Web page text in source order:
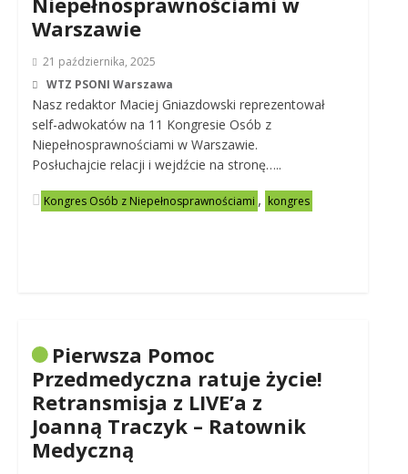
Warszawie
21 października, 2025
WTZ PSONI Warszawa
Nasz redaktor Maciej Gniazdowski reprezentował
self-adwokatów na 11 Kongresie Osób z
Niepełnosprawnościami w Warszawie.
Posłuchajcie relacji i wejdźcie na stronę…..
Kongres Osób z Niepełnosprawnościami , kongres
Pierwsza Pomoc
Przedmedyczna ratuje życie!
Retransmisja z LIVE’a z
Joanną Traczyk – Ratownik
Medyczną